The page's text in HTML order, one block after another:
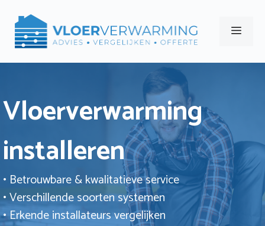
naar
Menu
Vloerverwarming
installeren
• Betrouwbare & kwalitatieve service
• Verschillende soorten systemen
• Erkende installateurs vergelijken